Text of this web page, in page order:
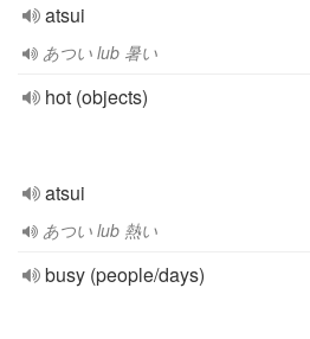
atsui
あつい lub 暑い
hot (objects)
atsui
あつい lub 熱い
busy (people/days)